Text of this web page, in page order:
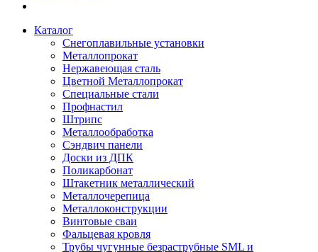
Каталог
Снегоплавильные установки
Металлопрокат
Нержавеющая сталь
Цветной Металлопрокат
Специальные стали
Профнастил
Штрипс
Металлообработка
Сэндвич панели
Доски из ДПК
Поликарбонат
Штакетник металлический
Металлочерепица
Металлоконструкции
Винтовые сваи
Фальцевая кровля
Трубы чугунные безраструбные SML и